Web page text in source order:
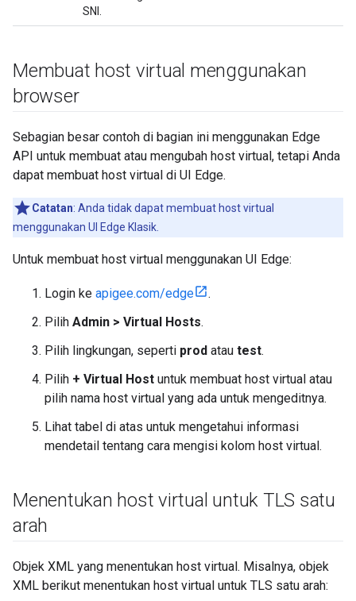
SNI.
Membuat host virtual menggunakan
browser
Sebagian besar contoh di bagian ini menggunakan Edge
API untuk membuat atau mengubah host virtual, tetapi Anda
dapat membuat host virtual di UI Edge.
Catatan: Anda tidak dapat membuat host virtual
menggunakan UI Edge Klasik.
Untuk membuat host virtual menggunakan UI Edge:
Login ke apigee.com/edge
.
Pilih Admin > Virtual Hosts.
Pilih lingkungan, seperti prod atau test.
Pilih + Virtual Host untuk membuat host virtual atau
pilih nama host virtual yang ada untuk mengeditnya.
Lihat tabel di atas untuk mengetahui informasi
mendetail tentang cara mengisi kolom host virtual.
Menentukan host virtual untuk TLS satu
arah
Objek XML yang menentukan host virtual. Misalnya, objek
XML berikut menentukan host virtual untuk TLS satu arah: